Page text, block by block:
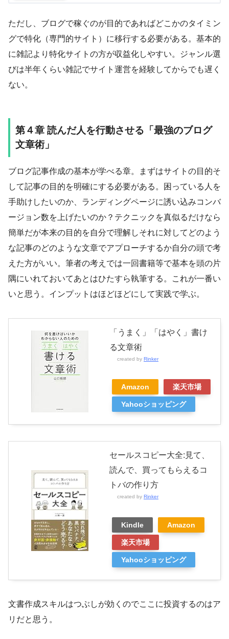
ただし、ブログで稼ぐのが目的であればどこかのタイミン
グで特化（専門的サイト）に移行する必要がある。基本的
に雑記より特化サイトの方が収益化しやすい。ジャンル選
びは半年くらい雑記でサイト運営を経験してからでも遅く
ない。
第４章 読んだ人を行動させる「最強のブログ
文章術」
ブログ記事作成の基本が学べる章。まずはサイトの目的そ
して記事の目的を明確にする必要がある。困っている人を
手助けしたいのか、ランディングページに誘い込みコンバ
ージョン数を上げたいのか？テクニックを真似るだけなら
簡単だが本来の目的を自分で理解しそれに対してどのよう
な記事のどのような文章でアプローチするか自分の頭で考
えた方がいい。筆者の考えでは一回書籍等で基本を頭の片
隅にいれておいてあとはひたすら執筆する。これが一番い
いと思う。インプットはほどほどにして実践で学ぶ。
「うまく」「はやく」書け
る文章術
created by Rinker
Amazon 楽天市場
Yahooショッピング
セールスコピー大全:見て、
読んで、買ってもらえるコ
トバの作り方
created by Rinker
Kindle Amazon
楽天市場
Yahooショッピング
文書作成スキルはつぶしが効くのでここに投資するのはア
リだと思う。